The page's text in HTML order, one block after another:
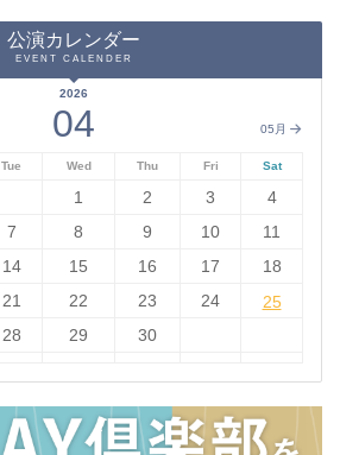
公演カレンダー
EVENT CALENDER
05月
2026
04
Tue Wed Thu Fri Sat
1 2 3
4
7 8 9 10
11
14 15 16 17
18
21 22 23 24 25
25
28 29 30